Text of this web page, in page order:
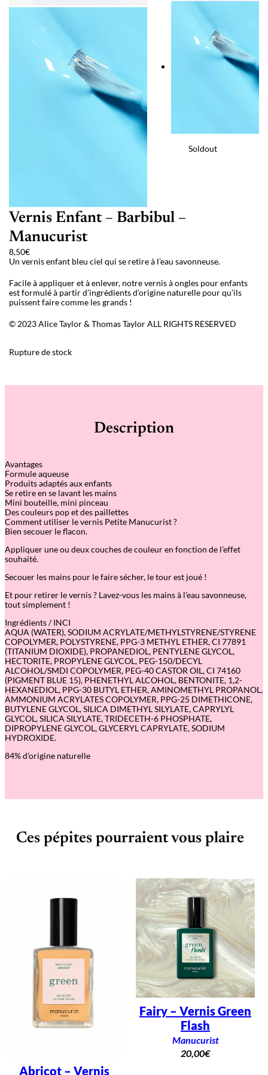
Soldout
Vernis Enfant – Barbibul –
Manucurist
8,50€
Un vernis enfant bleu ciel qui se retire à l’eau savonneuse.
Facile à appliquer et à enlever, notre vernis à ongles pour enfants
est formulé à partir d’ingrédients d’origine naturelle pour qu’ils
puissent faire comme les grands !
© 2023 Alice Taylor & Thomas Taylor ALL RIGHTS RESERVED
Rupture de stock
Description
Avantages
Formule aqueuse
Produits adaptés aux enfants
Se retire en se lavant les mains
Mini bouteille, mini pinceau
Des couleurs pop et des paillettes
Comment utiliser le vernis Petite Manucurist ?
Bien secouer le flacon.
Appliquer une ou deux couches de couleur en fonction de l’effet
souhaité.
Secouer les mains pour le faire sécher, le tour est joué !
Et pour retirer le vernis ? Lavez-vous les mains à l’eau savonneuse,
tout simplement !
Ingrédients / INCI
AQUA (WATER), SODIUM ACRYLATE/METHYLSTYRENE/STYRENE
COPOLYMER, POLYSTYRENE, PPG-3 METHYL ETHER, CI 77891
(TITANIUM DIOXIDE), PROPANEDIOL, PENTYLENE GLYCOL,
HECTORITE, PROPYLENE GLYCOL, PEG-150/DECYL
ALCOHOL/SMDI COPOLYMER, PEG-40 CASTOR OIL, CI 74160
(PIGMENT BLUE 15), PHENETHYL ALCOHOL, BENTONITE, 1,2-
HEXANEDIOL, PPG-30 BUTYL ETHER, AMINOMETHYL PROPANOL,
AMMONIUM ACRYLATES COPOLYMER, PPG-25 DIMETHICONE,
BUTYLENE GLYCOL, SILICA DIMETHYL SILYLATE, CAPRYLYL
GLYCOL, SILICA SILYLATE, TRIDECETH-6 PHOSPHATE,
DIPROPYLENE GLYCOL, GLYCERYL CAPRYLATE, SODIUM
HYDROXIDE.
84% d’origine naturelle
Ces pépites pourraient vous plaire
Abricot – Vernis
Fairy – Vernis Green
Flash
Manucurist
20,00€